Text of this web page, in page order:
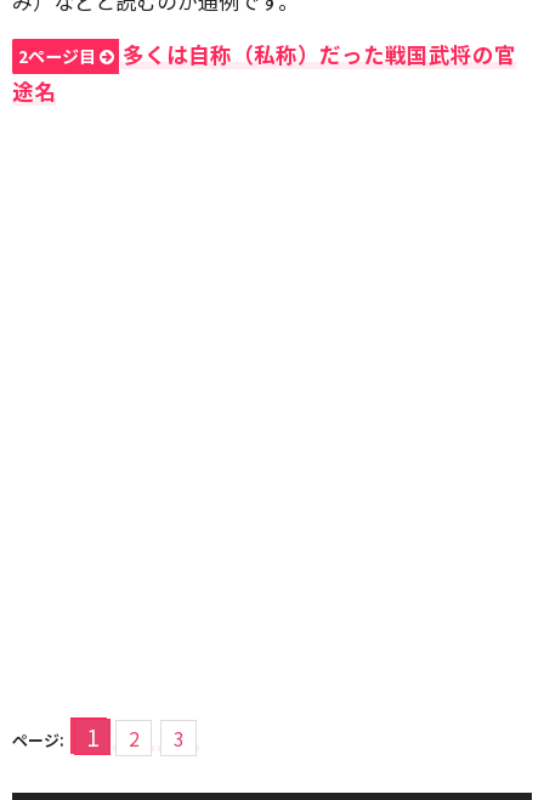
2ページ目
多くは自称（私称）だった戦国武将の官
途名
ページ: 1 2 3